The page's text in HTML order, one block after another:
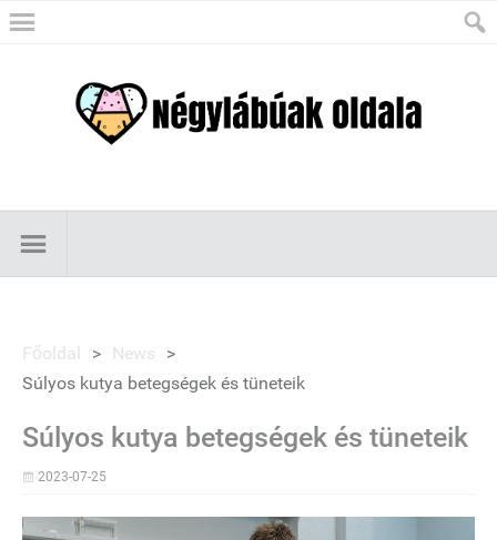
Főoldal > News
>
Súlyos kutya betegségek és tüneteik
Súlyos kutya betegségek és tüneteik
2023-07-25